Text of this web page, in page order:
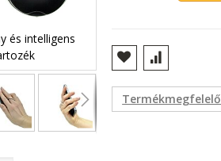
és intelligens